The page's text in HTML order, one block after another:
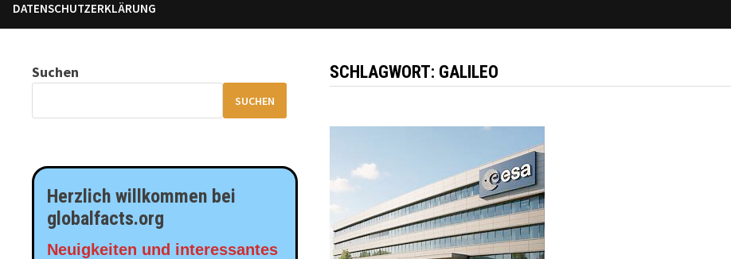
DATENSCHUTZERKLÄRUNG
SCHLAGWORT: GALILEO
Suchen
SUCHEN
Herzlich willkommen bei
globalfacts.org
Neuigkeiten und interessantes